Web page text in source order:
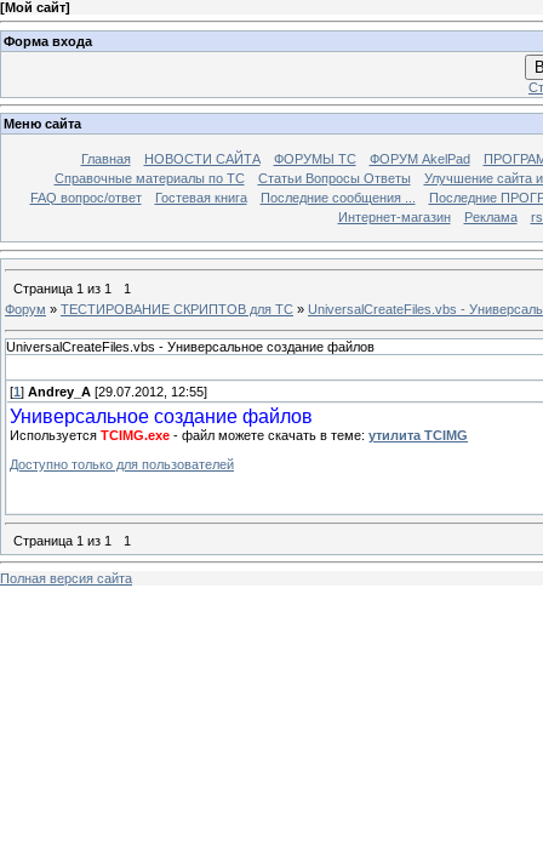
[Мой сайт]
Форма входа
Меню сайта
Главная НОВОСТИ САЙТА ФОРУМЫ TC ФОРУМ AkelPad
Справочные материалы по TС
Статьи Вопросы Ответы
Улучшение сайта
FAQ вопрос/ответ
Гостевая книга Последние сообщения ...
Последние
Интернет-магазин
Реклама
Страница 1 из 1
1
Форум » ТЕСТИРОВАНИЕ СКРИПТОВ для TC » UniversalCreateFiles.vbs -
UniversalCreateFiles.vbs - Универсальное создание файлов
[1 ] Andrey_A [29.07.2012, 12:55]
Универсальное создание файлов
Используется TCIMG.exe - файл можете скачать в теме: утилита TCIMG
Доступно только для пользователей
Страница 1 из 1 1
Полная версия сайта